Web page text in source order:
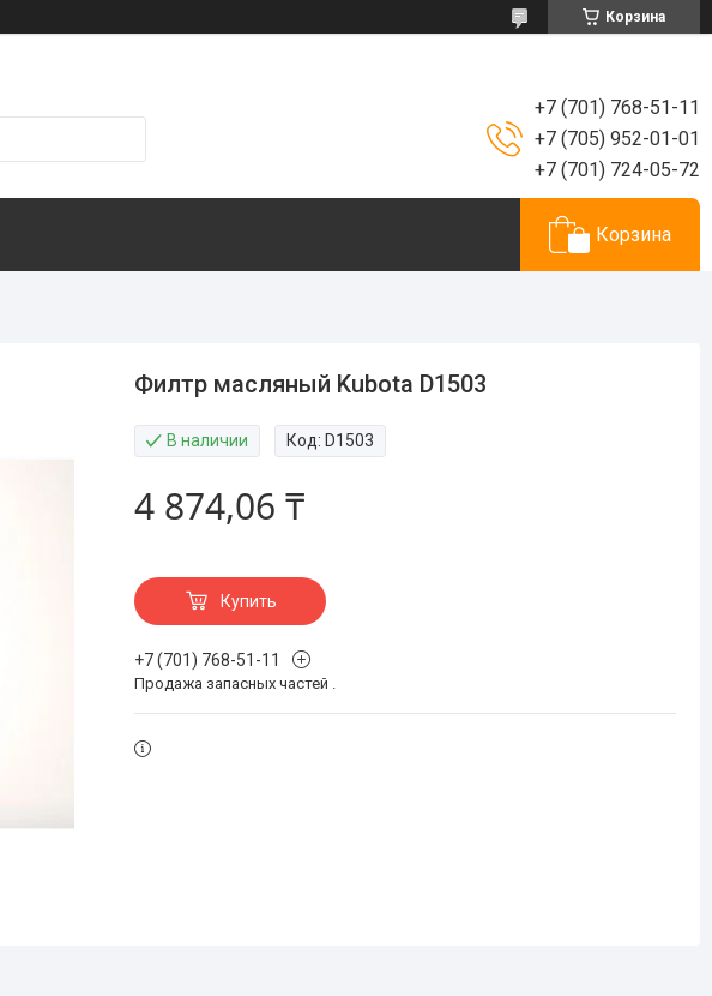
Корзина
+7 (701) 768-51-11
+7 (705) 952-01-01
+7 (701) 724-05-72
Корзина
Филтр масляный Kubota D1503
В наличии Код: D1503
4 874,06 ₸
Купить
+7 (701) 768-51-11
Продажа запасных частей .